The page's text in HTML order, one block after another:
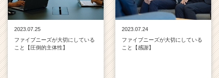
2023.07.25
ファイブニーズが大切にしている
こと【圧倒的主体性】
2023.07.24
ファイブニーズが大切にしている
こと【感謝】